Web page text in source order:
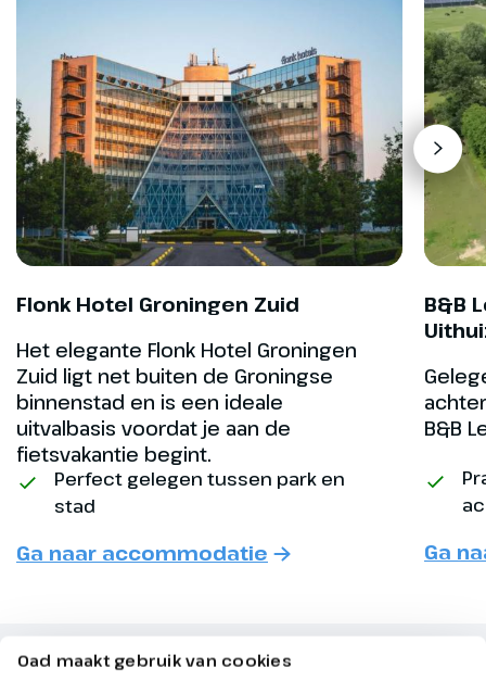
Oad maakt gebruik van cookies
Dag 4
41 km
Vanaf Anjum zie je links het open
water van het Lauwersmeer en
rechts de groene weides. Je
via Zoutkamp ga je naar het
Zuidhorn zie je nog de
Piloersemaborg. (ca. 41 km)
Flonk Hotel Groningen Zuid
Het elegante Flonk Hotel Groningen
Zuid ligt net buiten de Groningse
binnenstad en is een ideale
uitvalbasis voordat je aan de
fietsvakantie begint.
Perfect gelegen tussen park en
stad
Ga naar accommodatie
B&B
B&B
Ga